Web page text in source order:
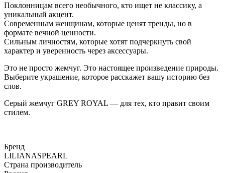
Поклонницам всего необычного, кто ищет не классику, а
уникальный акцент.
Современным женщинам, которые ценят тренды, но в
формате вечной ценности.
Сильным личностям, которые хотят подчеркнуть свой
характер и уверенность через аксессуары.
Это не просто жемчуг. Это настоящее произведение природы.
Выберите украшение, которое расскажет вашу историю без
слов.
Серый жемчуг GREY ROYAL — для тех, кто правит своим
стилем.
Бренд
LILIANASPEARL
Страна производитель